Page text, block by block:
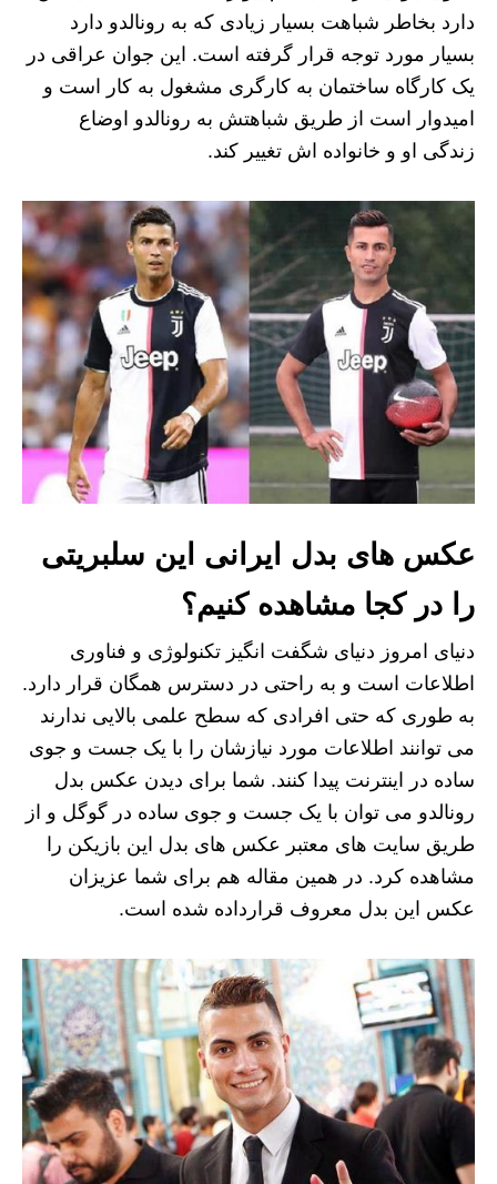
دارد بخاطر شباهت بسیار زیادی که به رونالدو دارد
بسیار مورد توجه قرار گرفته است. این جوان عراقی در
یک کارگاه ساختمان به کارگری مشغول به کار است و
امیدوار است از طریق شباهتش به رونالدو اوضاع
زندگی او و خانواده اش تغییر کند.
عکس های بدل ایرانی این سلبریتی
را در کجا مشاهده کنیم؟
دنیای امروز دنیای شگفت انگیز تکنولوژی و فناوری
اطلاعات است و به راحتی در دسترس همگان قرار دارد.
به طوری که حتی افرادی که سطح علمی بالایی ندارند
می توانند اطلاعات مورد نیازشان را با یک جست و جوی
ساده در اینترنت پیدا کنند. شما برای دیدن عکس بدل
رونالدو می توان با یک جست و جوی ساده در گوگل و از
طریق سایت های معتبر عکس های بدل این بازیکن را
مشاهده کرد. در همین مقاله هم برای شما عزیزان
عکس این بدل معروف قرارداده شده است.